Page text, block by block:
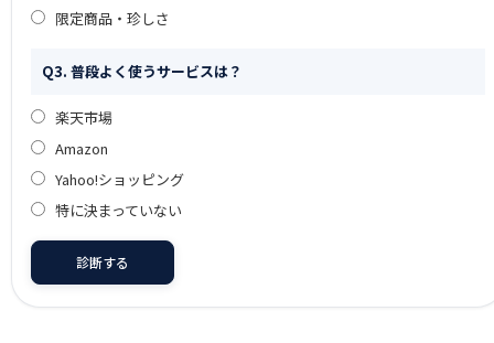
限定商品・珍しさ
Q3. 普段よく使うサービスは？
楽天市場
Amazon
Yahoo!ショッピング
特に決まっていない
診断する